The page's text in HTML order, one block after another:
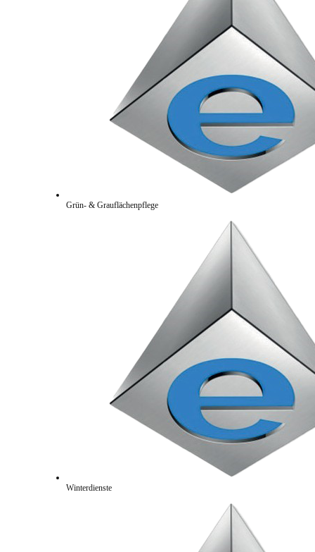
Grün- & Grauflächenpflege
Winterdienste